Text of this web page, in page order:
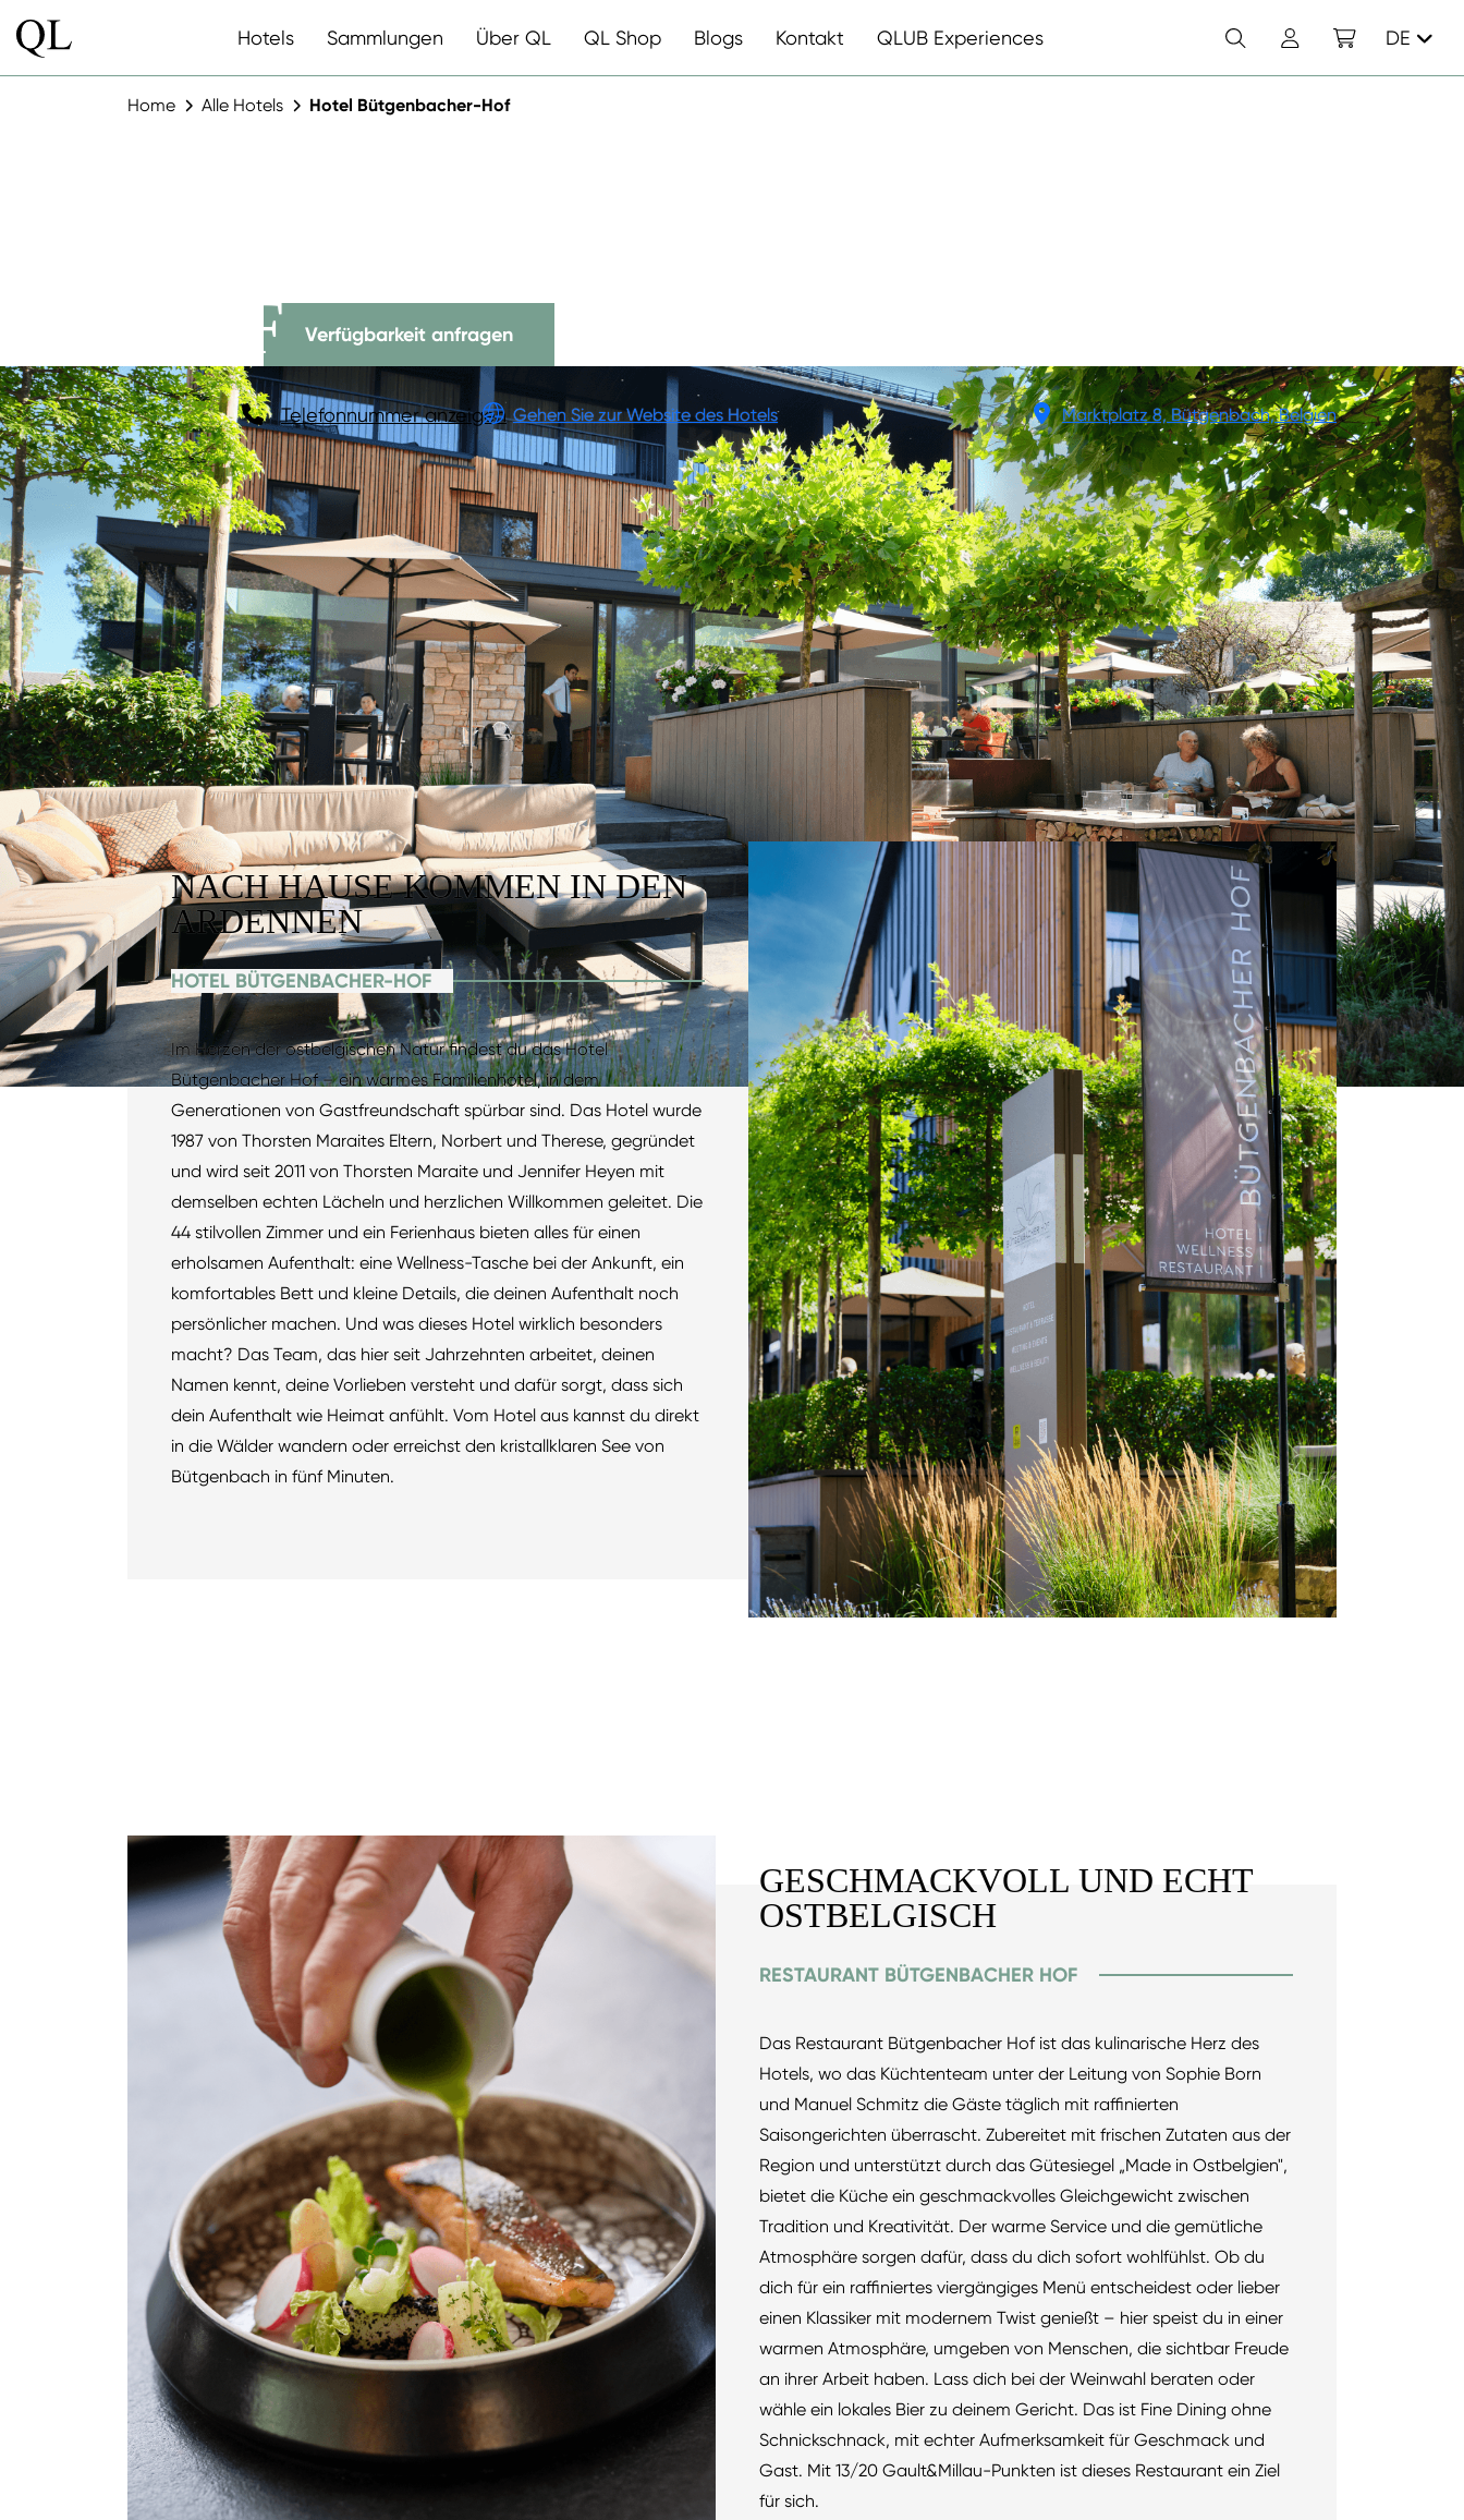
Hotels Sammlungen Über QL QL Shop Blogs Kontakt QLUB Experiences DE
Home Alle Hotels Hotel Bütgenbacher-Hof
HOF
Telefonnummer anzeigen Gehen Sie zur Website des Hotels Marktplatz 8, Bütgenbach, Belgien
Verfügbarkeit anfragen
NACH HAUSE KOMMEN IN DEN
ARDENNEN
HOTEL BÜTGENBACHER-HOF
Im Herzen der ostbelgischen Natur findest du das Hotel
Bütgenbacher Hof – ein warmes Familienhotel, in dem
Generationen von Gastfreundschaft spürbar sind. Das Hotel wurde
1987 von Thorsten Maraites Eltern, Norbert und Therese, gegründet
und wird seit 2011 von Thorsten Maraite und Jennifer Heyen mit
demselben echten Lächeln und herzlichen Willkommen geleitet. Die
44 stilvollen Zimmer und ein Ferienhaus bieten alles für einen
erholsamen Aufenthalt: eine Wellness-Tasche bei der Ankunft, ein
komfortables Bett und kleine Details, die deinen Aufenthalt noch
persönlicher machen. Und was dieses Hotel wirklich besonders
macht? Das Team, das hier seit Jahrzehnten arbeitet, deinen
Namen kennt, deine Vorlieben versteht und dafür sorgt, dass sich
dein Aufenthalt wie Heimat anfühlt. Vom Hotel aus kannst du direkt
in die Wälder wandern oder erreichst den kristallklaren See von
Bütgenbach in fünf Minuten.
GESCHMACKVOLL UND ECHT
OSTBELGISCH
RESTAURANT BÜTGENBACHER HOF
Das Restaurant Bütgenbacher Hof ist das kulinarische Herz des
Hotels, wo das Küchtenteam unter der Leitung von Sophie Born
und Manuel Schmitz die Gäste täglich mit raffinierten
Saisongerichten überrascht. Zubereitet mit frischen Zutaten aus der
Region und unterstützt durch das Gütesiegel „Made in Ostbelgien",
bietet die Küche ein geschmackvolles Gleichgewicht zwischen
Tradition und Kreativität. Der warme Service und die gemütliche
Atmosphäre sorgen dafür, dass du dich sofort wohlfühlst. Ob du
dich für ein raffiniertes viergängiges Menü entscheidest oder lieber
einen Klassiker mit modernem Twist genießt – hier speist du in einer
warmen Atmosphäre, umgeben von Menschen, die sichtbar Freude
an ihrer Arbeit haben. Lass dich bei der Weinwahl beraten oder
wähle ein lokales Bier zu deinem Gericht. Das ist Fine Dining ohne
Schnickschnack, mit echter Aufmerksamkeit für Geschmack und
Gast. Mit 13/20 Gault&Millau-Punkten ist dieses Restaurant ein Ziel
für sich.